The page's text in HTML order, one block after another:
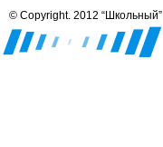
© Copyright. 2012 “Школьный”